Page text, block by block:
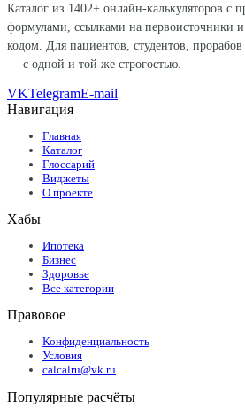
Каталог из 1402+ онлайн-калькуляторов с
формулами, ссылками на первоисточники
кодом. Для пациентов, студентов, прорабов
— с одной и той же строгостью.
VKTelegramE-mail
Навигация
Главная
Каталог
Глоссарий
Виджеты
О проекте
Хабы
Ипотека
Бизнес
Здоровье
Все категории
Правовое
Конфиденциальность
Условия
calcalru@vk.ru
Популярные расчёты